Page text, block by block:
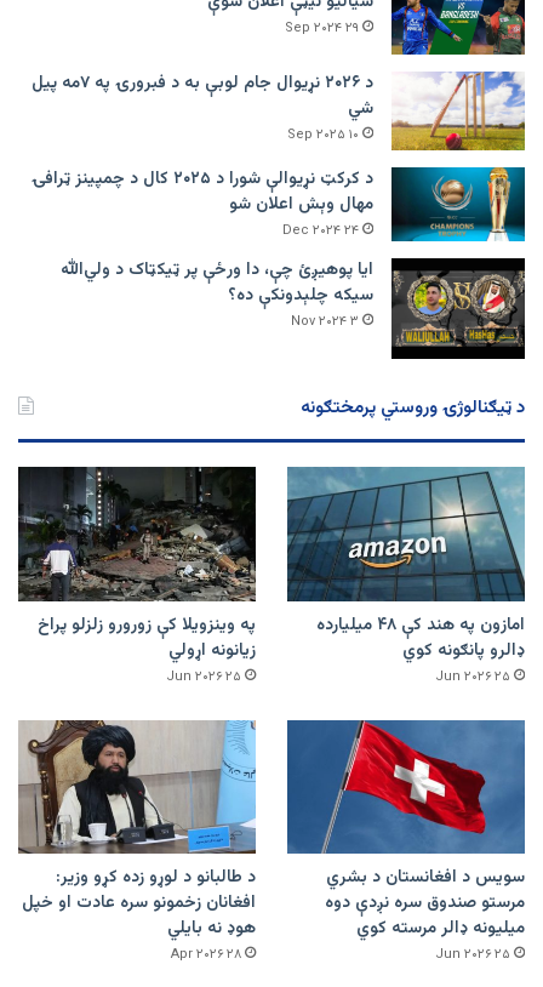
۲۹ Sep ۲۰۲۴
د ۲۰۲۶ نړیوال جام لوبې به د فبرورۍ په ۷مه پیل
شي
۱۰ Sep ۲۰۲۵
د کرکټ نړیوالې شورا د ۲۰۲۵ کال د چمپینز ټرافۍ
مهال وېش اعلان شو
۲۴ Dec ۲۰۲۴
ایا پوهیږئ چې، دا ورځې پر ټيکټاک د ولي‌الله
سیکه چلېدونکې ده؟
۳ Nov ۲۰۲۴
د ټیګنالوژۍ وروستي پرمختګونه
امازون په هند کې ۴۸ میلیارده
ډالرو پانګونه کوي
۲۵ Jun ۲۰۲۶
په وینزویلا کې زورورو زلزلو پراخ
زیانونه اړولي
۲۵ Jun ۲۰۲۶
سویس د افغانستان د بشري
مرستو صندوق سره نږدې دوه
میلیونه ډالر مرسته کوي
۲۵ Jun ۲۰۲۶
د طالبانو د لوړو زده کړو وزیر:
افغانان زخمونو سره عادت او خپل
هوډ نه بایلي
۲۸ Apr ۲۰۲۶